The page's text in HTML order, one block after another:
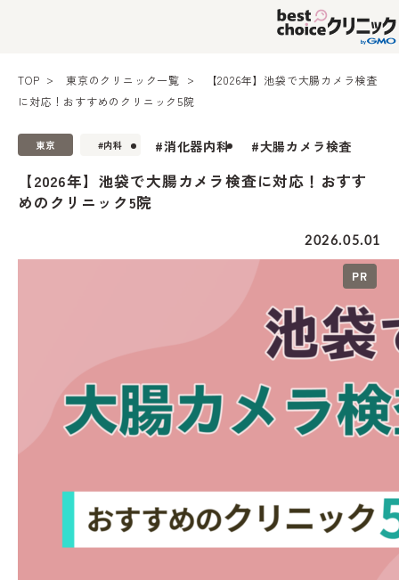
TOP 東京のクリニック一覧
【2026年】池袋で大腸カメラ検査
に対応！おすすめのクリニック5院
東京 #内科 #消化器内科 #大腸カメラ検査
【2026年】池袋で大腸カメラ検査に対応！おすす
めのクリニック5院
2026.05.01